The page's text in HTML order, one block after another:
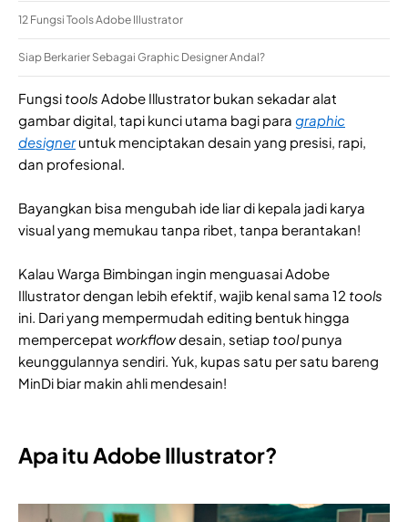
12 Fungsi Tools Adobe Illustrator
Siap Berkarier Sebagai Graphic Designer Andal?
Fungsi tools Adobe Illustrator bukan sekadar alat
gambar digital, tapi kunci utama bagi para graphic
designeruntuk menciptakan desain yang presisi, rapi,
dan profesional.
Bayangkan bisa mengubah ide liar di kepala jadi karya
visual yang memukau tanpa ribet, tanpa berantakan!
Kalau Warga Bimbingan ingin menguasai Adobe
Illustrator dengan lebih efektif, wajib kenal sama 12 tools
ini. Dari yang mempermudah editing bentuk hingga
mempercepat workflowdesain, setiap toolpunya
keunggulannya sendiri. Yuk, kupas satu per satu bareng
MinDi biar makin ahli mendesain!
Apa itu Adobe Illustrator?